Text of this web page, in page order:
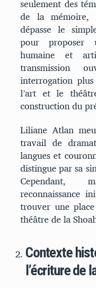
seulement des
de la mémoire,
dépasse le
pour proposer
humaine et
transmission
interrogation
l’art et le
construction du
Liliane Atlan
travail de
langues et
distingue par sa
Cependant,
reconnaissance
trouver une
théâtre de la
Contexte
l’écriture de